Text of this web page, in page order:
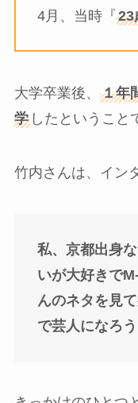
4月、当時『23
大学卒業後、 １年
学したということ
竹内さんは、イン
私、京都出身
いが大好きで
んのネタを見
で芸人になろ